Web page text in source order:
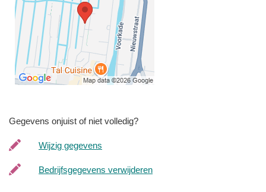
Gegevens onjuist of niet volledig?
Wijzig gegevens
Bedrijfsgegevens verwijderen